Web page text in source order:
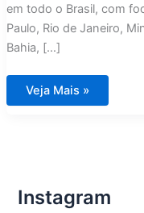
em todo o Brasil, com
Paulo, Rio de Janeiro,
Bahia, […]
Assistência
Técnica
Veja Mais »
Instagram